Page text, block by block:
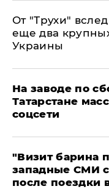
От "Трухи"
еще два
Украины
На заводе по
Татарстане
соцсети
"Визит барина
западные СМИ
после поездки